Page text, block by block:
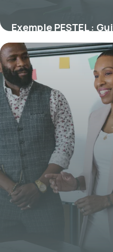
Exemple PESTEL :
stratégique
5 juillet 2026